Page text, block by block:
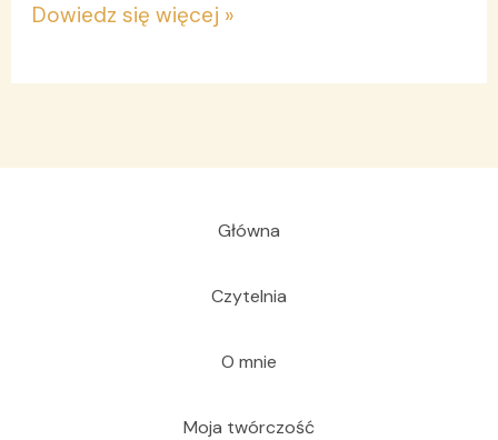
Dowiedz się więcej »
Główna
Czytelnia
O mnie
Moja twórczość